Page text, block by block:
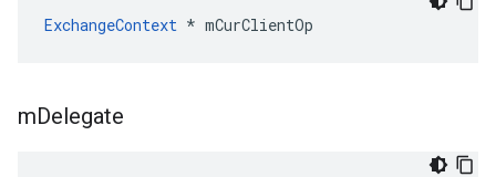
ExchangeContext * mCurClientOp
mDelegate